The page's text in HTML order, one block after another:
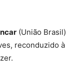
(União Brasil)
reconduzido à